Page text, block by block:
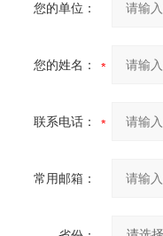
您的单位：
您的姓名：
联系电话：
常用邮箱：